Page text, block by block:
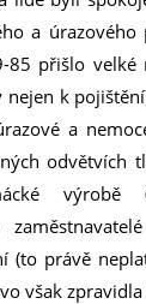
a
85 přišlo velké
k
a
odvětvích
výrobě
(to právě
však